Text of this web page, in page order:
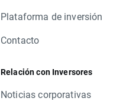
Plataforma de inversión
Contacto
Relación con Inversores
Noticias corporativas